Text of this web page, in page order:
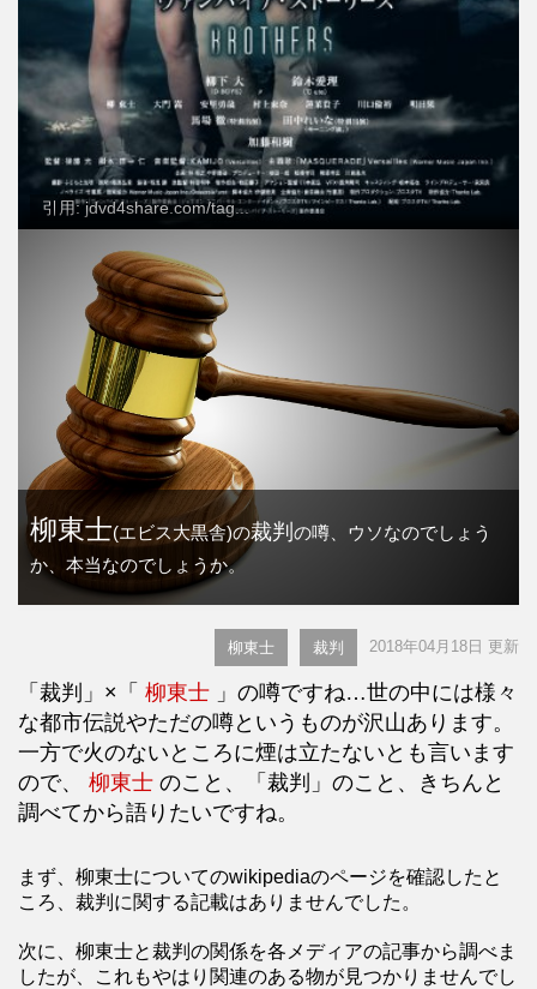
引用: jdvd4share.com/tag...
柳東士(エビス大黒舎)の裁判 の噂、ウソなのでしょう
か、本当なのでしょうか。
柳東士 裁判 2018年04月18日 更新
「裁判」×「 柳東士 」の噂ですね…世の中には様々
な都市伝説やただの噂というものが沢山あります。
一方で火のないところに煙は立たないとも言います
ので、 柳東士 のこと、「裁判」のこと、きちんと
調べてから語りたいですね。
まず、柳東士についてのwikipediaのページを確認したと
ころ、裁判に関する記載はありませんでした。
次に、柳東士と裁判の関係を各メディアの記事から調べま
したが、これもやはり関連のある物が見つかりませんでし